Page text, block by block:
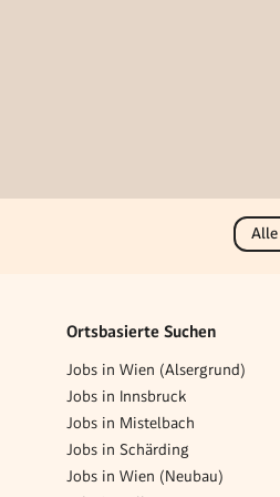
Alle
Ortsbasierte Suchen
Jobs in Wien (Alsergrund)
Jobs in Innsbruck
Jobs in Mistelbach
Jobs in Schärding
Jobs in Wien (Neubau)